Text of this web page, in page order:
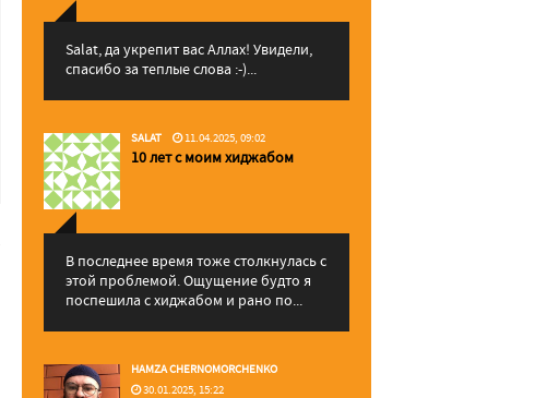
Salat, да укрепит вас Аллаx! Увидели,
спасибо за теплые слова :-)...
SALAT 11.04.2025, 09:02
10 лет с моим хиджабом
В последнее время тоже столкнулась с
этой проблемой. Ощущение будто я
поспешила с хиджабом и рано по...
HAMZA CHERNOMORCHENKO
30.01.2025, 15:22